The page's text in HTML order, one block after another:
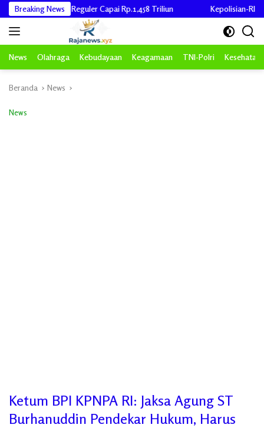
Langsung
ke
konten
Breaking News
Desa Reguler Capai Rp.1,458 Triliun Kepolisian-RI Polda
News Olahraga Kebudayaan Keagamaan TNI-Polri Kesehatan
Beranda News
News
Ketum BPI KPNPA RI: Jaksa Agung ST
Burhanuddin Pendekar Hukum, Harus